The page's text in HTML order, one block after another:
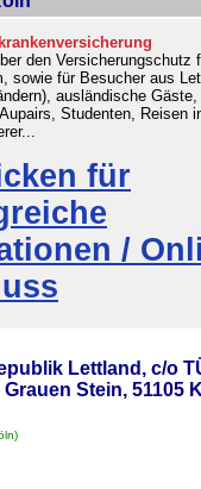
den Versicherungschutz
sowie für Besucher aus
ausländische Gäste,
Studenten, Reisen
für
/
Lettland, c/o
Stein, 51105